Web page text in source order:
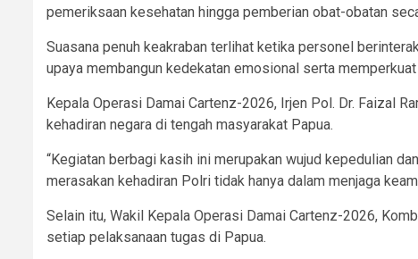
pemeriksaan kesehatan hingga pemberian obat-obatan
Suasana penuh keakraban terlihat ketika personel
upaya membangun kedekatan emosional serta
Kepala Operasi Damai Cartenz-2026, Irjen Pol. Dr. Faizal
kehadiran negara di tengah masyarakat Papua.
“Kegiatan berbagi kasih ini merupakan wujud kepedulian
merasakan kehadiran Polri tidak hanya dalam menjaga
Selain itu, Wakil Kepala Operasi Damai Cartenz-2026,
setiap pelaksanaan tugas di Papua.